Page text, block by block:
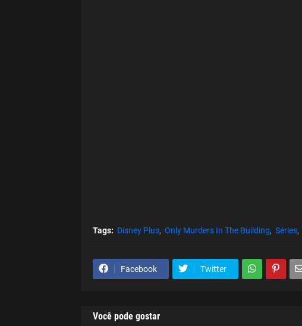
Tags: Disney Plus Only Murders In The Building Séries
Facebook Twitter
Você pode gostar